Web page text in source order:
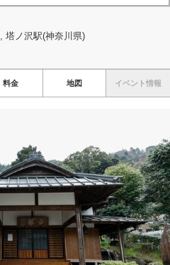
, 塔ノ沢駅(神奈川県)
料金 地図 イベント情報